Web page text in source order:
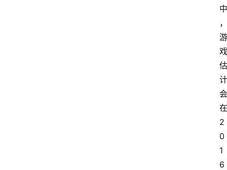
中
，
游
戏
估
计
会
在
2
0
1
6